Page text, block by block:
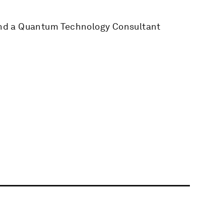
a Quantum Technology Consultant